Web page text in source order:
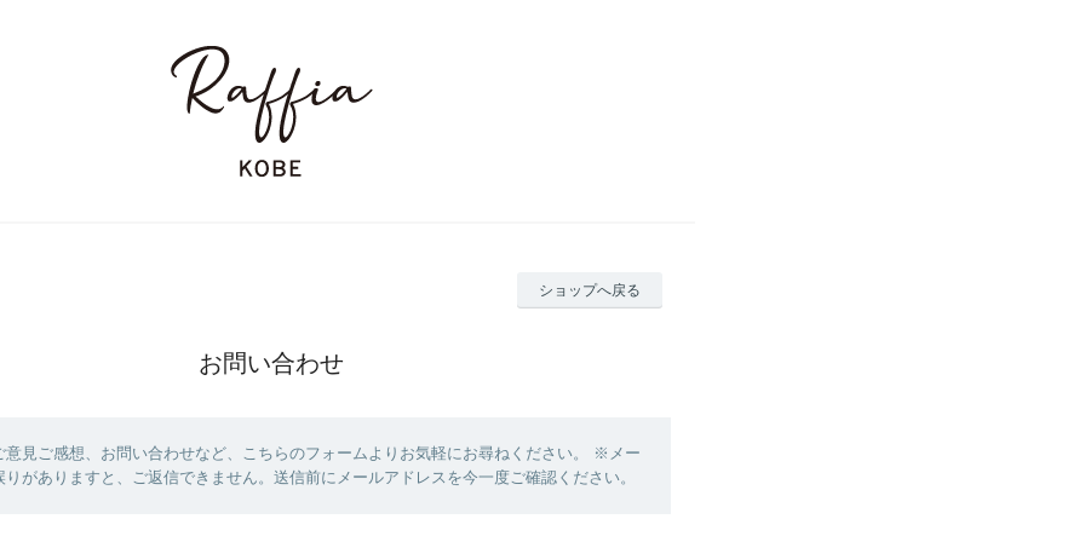
ショップへ戻る
お問い合わせ
意見ご感想、お問い合わせなど、こちらのフォームよりお気軽にお尋ねください。 ※メー
りがありますと、ご返信できません。送信前にメールアドレスを今一度ご確認ください。